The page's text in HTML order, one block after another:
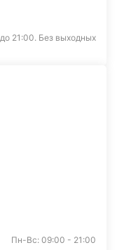
21:00. Без выходных
Пн-Вс: 09:00 - 21:00